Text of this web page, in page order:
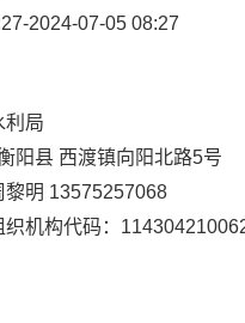
-2024-07-05 08:27
利局
阳县 西渡镇向阳北路5号
黎明 13575257068
机构代码：